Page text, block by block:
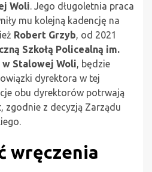
Woli. Jego długoletnia praca
mu kolejną kadencję na
Robert Grzyb, od 2021
Szkołą Policealną im.
w Stalowej Woli, będzie
dyrektora w tej
obu dyrektorów potrwają
zgodnie z decyzją Zarządu
wręczenia